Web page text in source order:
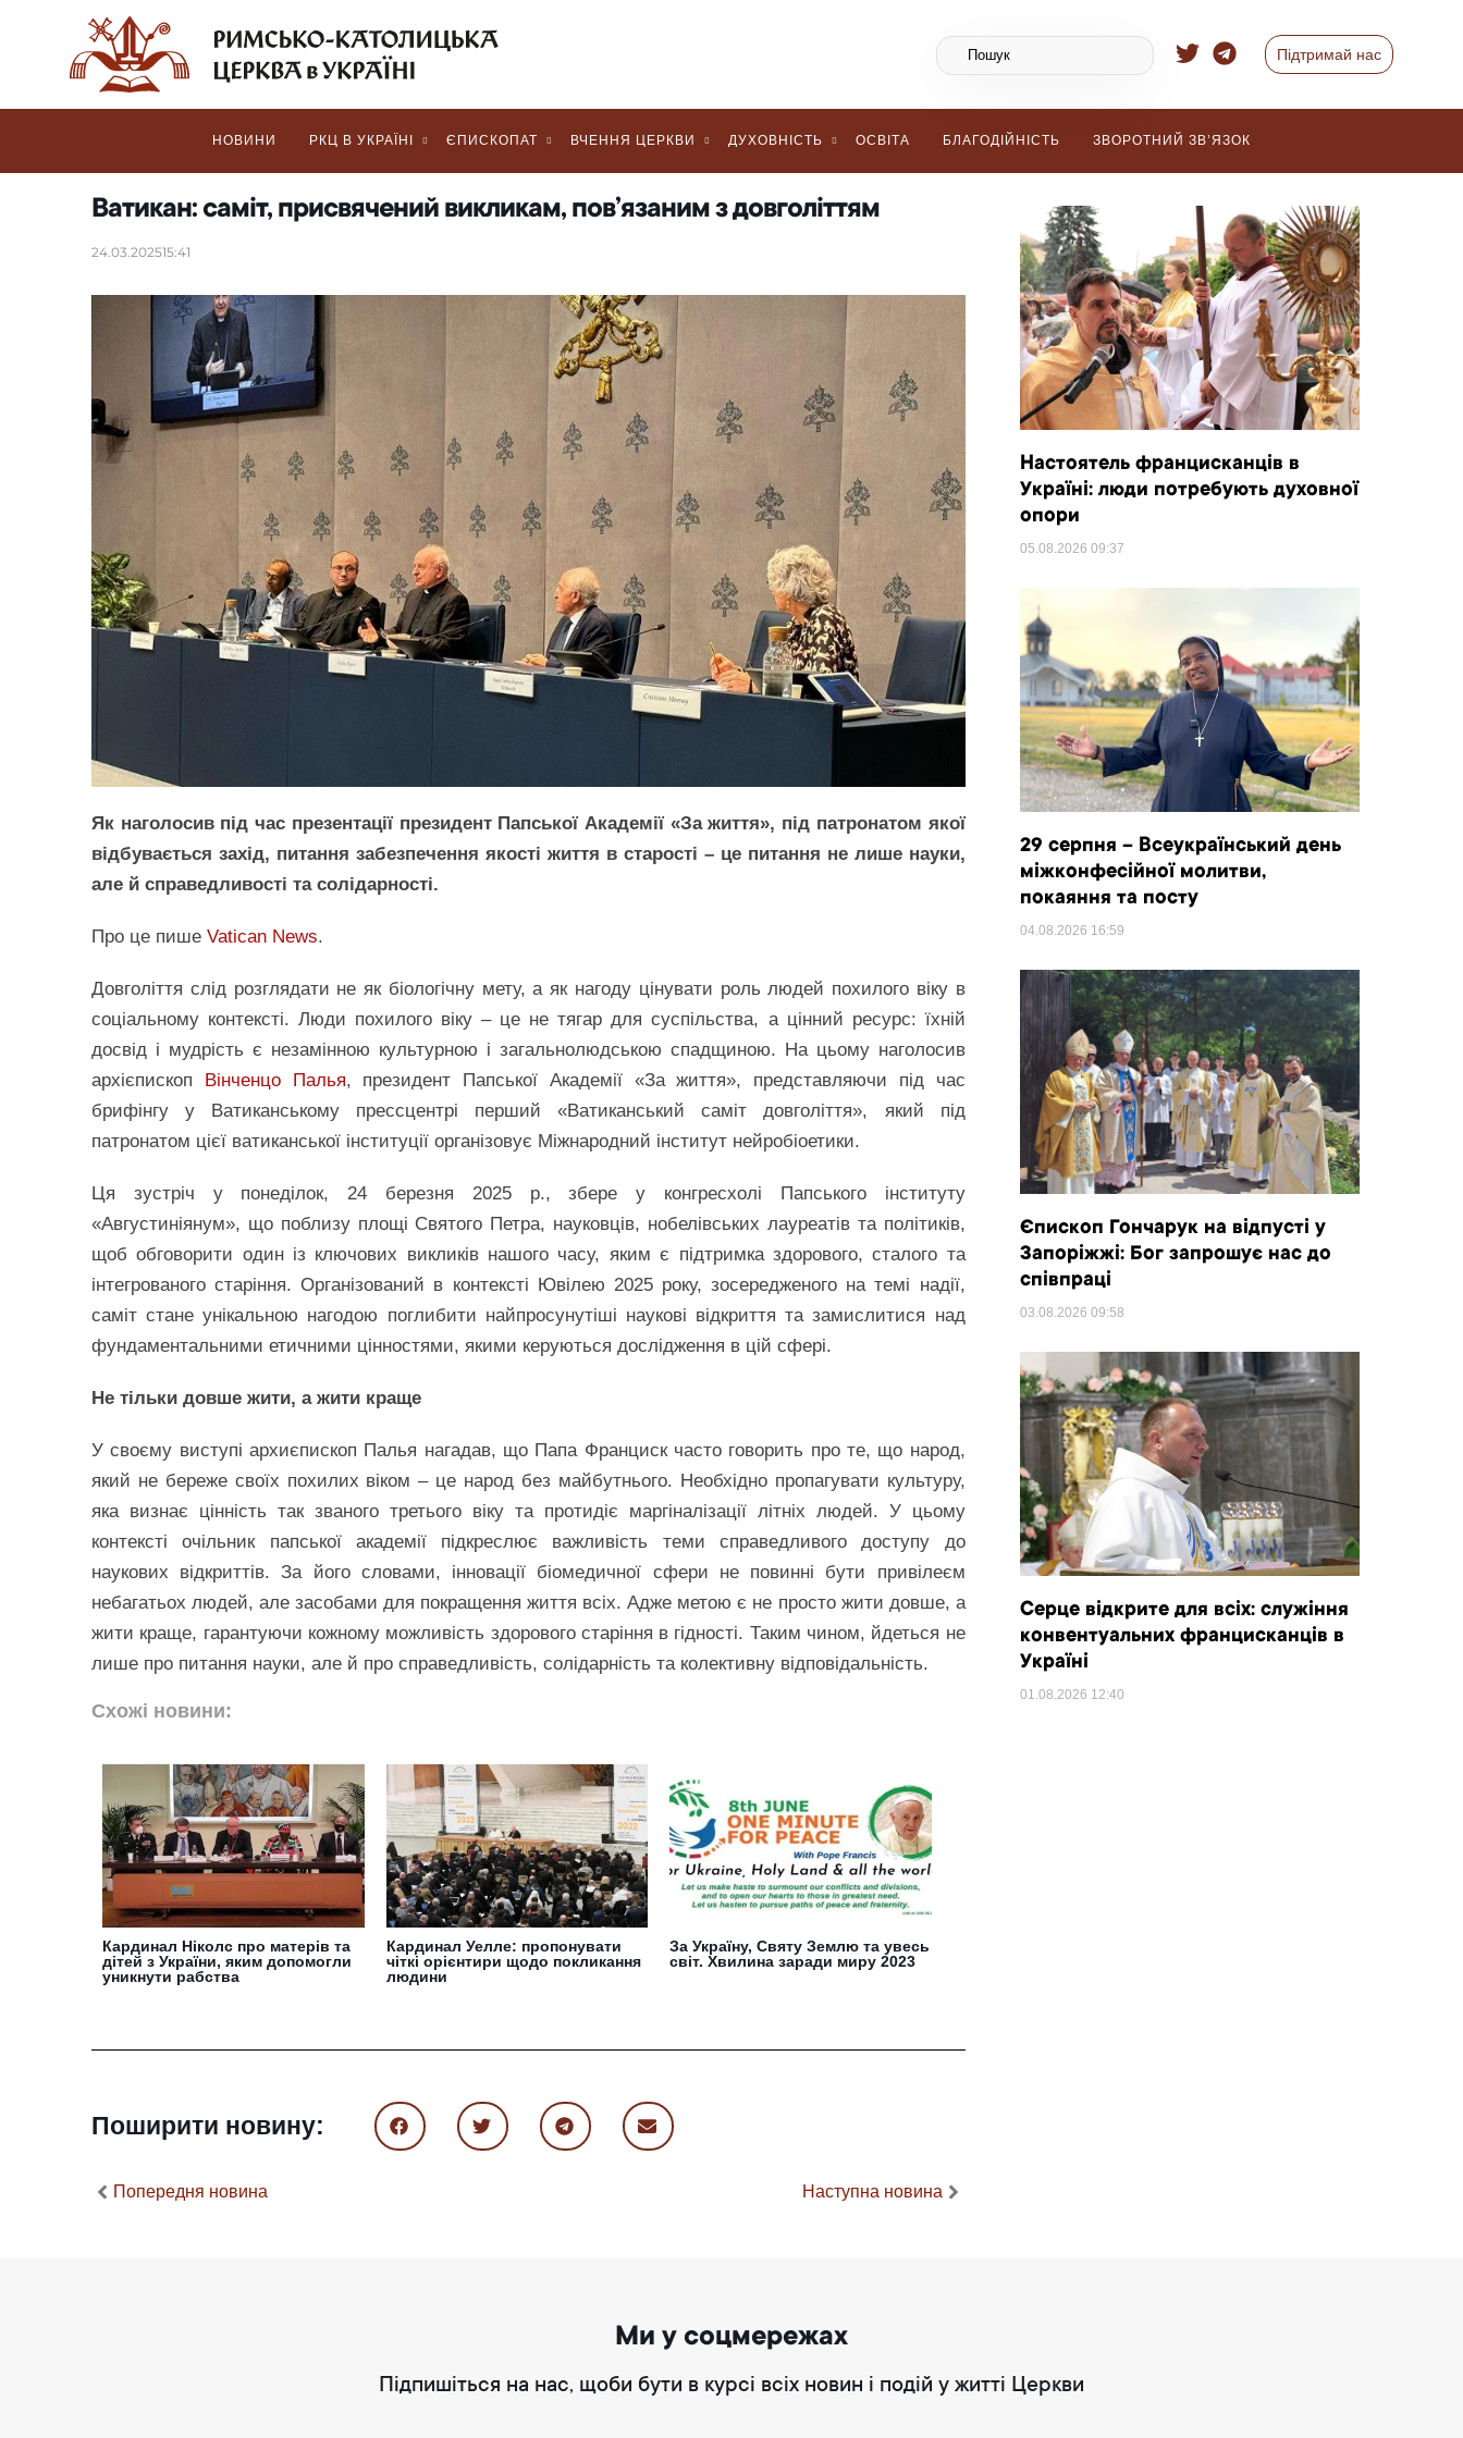
Підтримай нас
НОВИНИ РКЦ В УКРАЇНІ ЄПИСКОПАТ ВЧЕННЯ ЦЕРКВИ ДУХОВНІСТЬ ОСВІТА БЛАГОДІЙНІСТЬ ЗВОРОТНИЙ ЗВ’ЯЗОК
Ватикан: саміт, присвячений викликам, пов’язаним з довголіттям
24.03.202515:41
Як наголосив під час презентації президент Папської Академії «За життя», під патронатом якої
відбувається захід, питання забезпечення якості життя в старості – це питання не лише науки,
але й справедливості та солідарності.
Про це пише Vatican News.
Довголіття слід розглядати не як біологічну мету, а як нагоду цінувати роль людей похилого віку в
соціальному контексті. Люди похилого віку – це не тягар для суспільства, а цінний ресурс: їхній
досвід і мудрість є незамінною культурною і загальнолюдською спадщиною. На цьому наголосив
архієпископ Вінченцо Палья, президент Папської Академії «За життя», представляючи під час
брифінгу у Ватиканському прессцентрі перший «Ватиканський саміт довголіття», який під
патронатом цієї ватиканської інституції організовує Міжнародний інститут нейробіоетики.
Ця зустріч у понеділок, 24 березня 2025 р., збере у конгресхолі Папського інституту
«Августиніянум», що поблизу площі Святого Петра, науковців, нобелівських лауреатів та політиків,
щоб обговорити один із ключових викликів нашого часу, яким є підтримка здорового, сталого та
інтегрованого старіння. Організований в контексті Ювілею 2025 року, зосередженого на темі надії,
саміт стане унікальною нагодою поглибити найпросунутіші наукові відкриття та замислитися над
фундаментальними етичними цінностями, якими керуються дослідження в цій сфері.
Не тільки довше жити, а жити краще
У своєму виступі архиєпископ Палья нагадав, що Папа Франциск часто говорить про те, що народ,
який не береже своїх похилих віком – це народ без майбутнього. Необхідно пропагувати культуру,
яка визнає цінність так званого третього віку та протидіє маргіналізації літніх людей. У цьому
контексті очільник папської академії підкреслює важливість теми справедливого доступу до
наукових відкриттів. За його словами, інновації біомедичної сфери не повинні бути привілеєм
небагатьох людей, але засобами для покращення життя всіх. Адже метою є не просто жити довше, а
жити краще, гарантуючи кожному можливість здорового старіння в гідності. Таким чином, йдеться не
лише про питання науки, але й про справедливість, солідарність та колективну відповідальність.
Схожі новини:
Кардинал Ніколс про матерів та
дітей з України, яким допомогли
уникнути рабства
Кардинал Уелле: пропонувати
чіткі орієнтири щодо покликання
людини
За Україну, Святу Землю та увесь
світ. Хвилина заради миру 2023
Поширити новину:
Попередня новина Наступна новина
Настоятель францисканців в
Україні: люди потребують духовної
опори
05.08.2026 09:37
29 серпня – Всеукраїнський день
міжконфесійної молитви,
покаяння та посту
04.08.2026 16:59
Єпископ Гончарук на відпусті у
Запоріжжі: Бог запрошує нас до
співпраці
03.08.2026 09:58
Серце відкрите для всіх: служіння
конвентуальних францисканців в
Україні
01.08.2026 12:40
Ми у соцмережах
Підпишіться на нас, щоби бути в курсі всіх новин і подій у житті Церкви